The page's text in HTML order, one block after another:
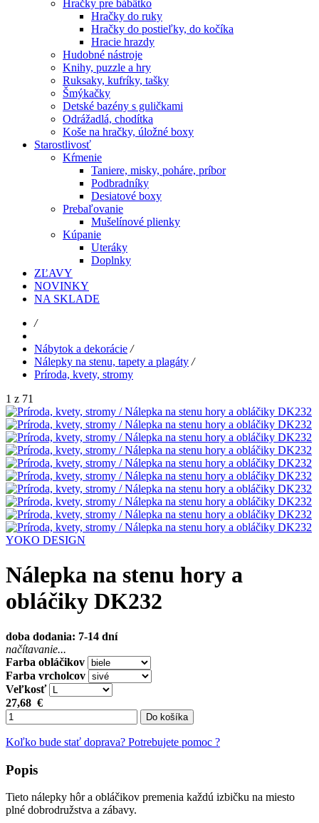
Hračky pre bábätko
Hračky do ruky
Hračky do postieľky, do kočíka
Hracie hrazdy
Hudobné nástroje
Knihy, puzzle a hry
Ruksaky, kufríky, tašky
Šmýkačky
Detské bazény s guličkami
Odrážadlá, chodítka
Koše na hračky, úložné boxy
Starostlivosť
Kŕmenie
Taniere, misky, poháre, príbor
Podbradníky
Desiatové boxy
Prebaľovanie
Mušelínové plienky
Kúpanie
Uteráky
Doplnky
ZĽAVY
NOVINKY
NA SKLADE
/
Nábytok a dekorácie /
Nálepky na stenu, tapety a plagáty /
Príroda, kvety, stromy
1 z 71
YOKO DESIGN
Nálepka na stenu hory a
obláčiky DK232
doba dodania: 7-14 dní
načítavanie...
Farba obláčikov
Farba vrcholcov
Veľkosť
27,68 €
Do košíka
Koľko bude stať doprava? Potrebujete pomoc ?
Popis
Tieto nálepky hôr a obláčikov premenia každú izbičku na miesto
plné dobrodružstva a zábavy.